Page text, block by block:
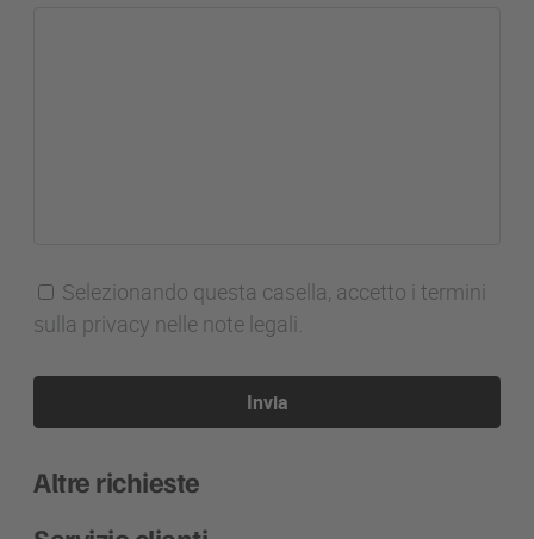
Selezionando questa casella, accetto i termini
sulla privacy nelle note legali.
Invia
Altre richieste